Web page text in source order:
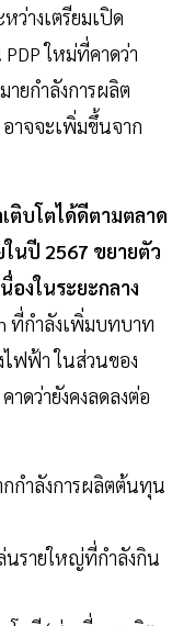
ว่างเตรียมเปิด
ใหม่ที่คาดว่า
ยกำลังการผลิต
าจจะเพิ่มขึ้นจาก
ติบโตได้ดีตามตลาด
นปี 2567 ขยายตัว
องในระยะกลาง
ที่กำลังเพิ่มบทบาท
ไฟฟ้า ในส่วนของ
ดว่ายังคงลดลงต่อ
กกำลังการผลิตต้นทุน
นรายใหญ่ที่กำลังกิน